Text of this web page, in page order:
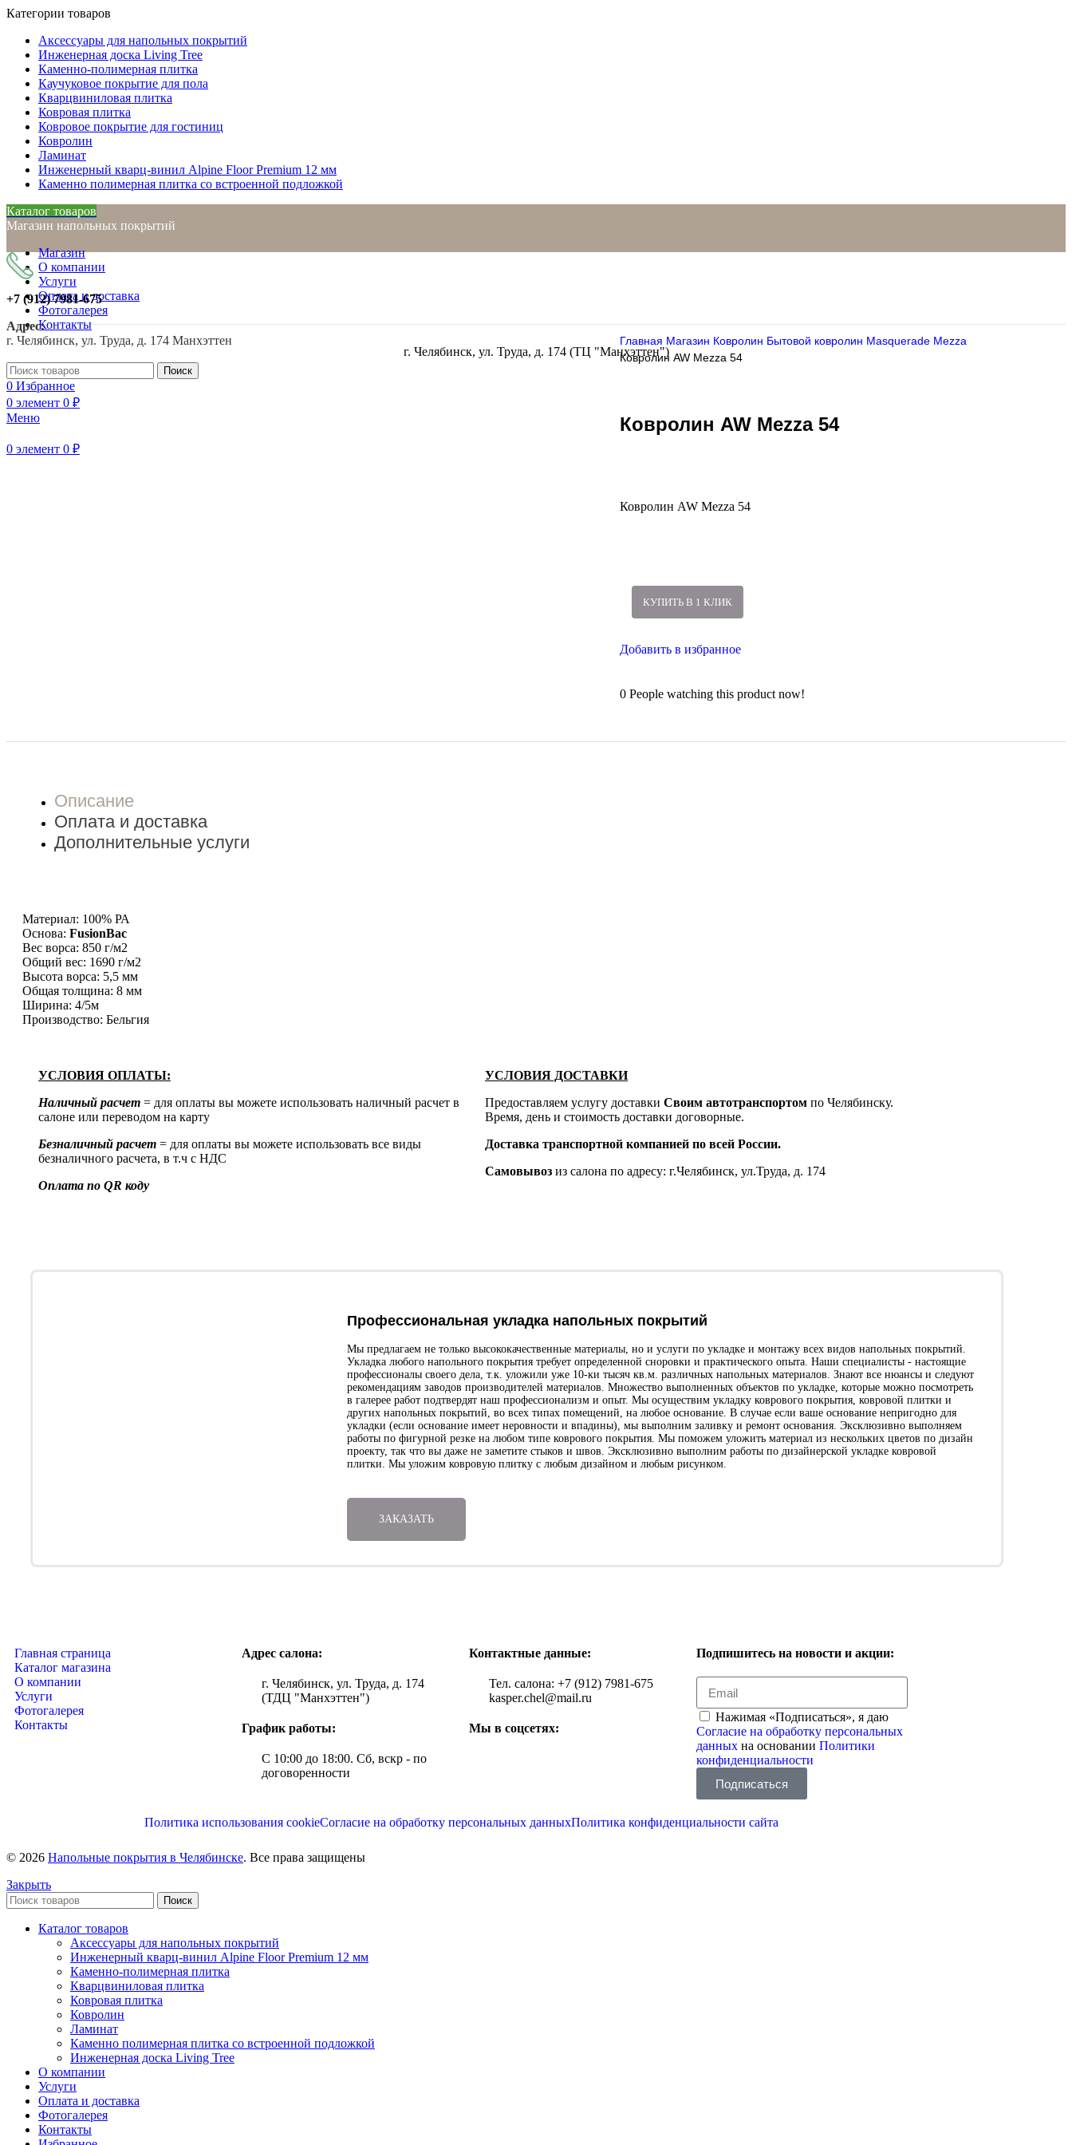
Категории товаров
Аксессуары для напольных покрытий
Инженерная доска Living Tree
Каменно-полимерная плитка
Каучуковое покрытие для пола
Кварцвиниловая плитка
Ковровая плитка
Ковровое покрытие для гостиниц
Ковролин
Ламинат
Инженерный кварц-винил Alpine Floor Premium 12 мм
Каменно полимерная плитка со встроенной подложкой
Каталог товаров
Магазин напольных покрытий
Магазин
О компании
Услуги
Оплата и доставка
Фотогалерея
Контакты
г. Челябинск, ул. Труда, д. 174 (ТЦ "Манхэттен")
+7 (912)7981-675
Адрес:
г. Челябинск, ул. Труда, д. 174 Манхэттен
Поиск
0 Избранное
0 элемент 0 ₽
Меню
0 элемент 0 ₽
Нажмите, чтобы увеличить
Главная Магазин Ковролин Бытовой ковролин Masquerade Mezza
Ковролин AW Mezza 54
Ковролин AW Mezza 54
Ковролин AW Mezza 54
КУПИТЬ В 1 КЛИК
Добавить в избранное
0 People watching this product now!
Описание
Оплата и доставка
Дополнительные услуги
Материал: 100% РА
Основа: FusionBac
Вес ворса: 850 г/м2
Общий вес: 1690 г/м2
Высота ворса: 5,5 мм
Общая толщина: 8 мм
Ширина: 4/5м
Производство: Бельгия
УСЛОВИЯ ОПЛАТЫ:
Наличный расчет = для оплаты вы можете использовать наличный расчет в
салоне или переводом на карту
Безналичный расчет = для оплаты вы можете использовать все виды
безналичного расчета, в т.ч с НДС
Оплата по QR коду
УСЛОВИЯ ДОСТАВКИ
Предоставляем услугу доставки Своим автотранспортом по Челябинску.
Время, день и стоимость доставки договорные.
Доставка транспортной компанией по всей России.
Самовывоз из салона по адресу: г.Челябинск, ул.Труда, д. 174
Профессиональная укладка напольных покрытий
Мы предлагаем не только высококачественные материалы, но и услуги по укладке и монтажу всех видов напольных покрытий.
Укладка любого напольного покрытия требует определенной сноровки и практического опыта. Наши специалисты - настоящие
профессионалы своего дела, т.к. уложили уже 10-ки тысяч кв.м. различных напольных материалов. Знают все нюансы и следуют
рекомендациям заводов производителей материалов. Множество выполненных объектов по укладке, которые можно посмотреть
в галерее работ подтвердят наш профессионализм и опыт. Мы осуществим укладку коврового покрытия, ковровой плитки и
других напольных покрытий, во всех типах помещений, на любое основание. В случае если ваше основание непригодно для
укладки (если основание имеет неровности и впадины), мы выполним заливку и ремонт основания. Эксклюзивно выполняем
работы по фигурной резке на любом типе коврового покрытия. Мы поможем уложить материал из нескольких цветов по дизайн
проекту, так что вы даже не заметите стыков и швов. Эксклюзивно выполним работы по дизайнерской укладке ковровой
плитки. Мы уложим ковровую плитку с любым дизайном и любым рисунком.
ЗАКАЗАТЬ
Главная страница
Каталог магазина
О компании
Услуги
Фотогалерея
Контакты
Адрес салона:
г. Челябинск, ул. Труда, д. 174
(ТДЦ "Манхэттен")
График работы:
С 10:00 до 18:00. Сб, вскр - по
договоренности
Контактные данные:
Тел. салона: +7 (912) 7981-675
kasper.chel@mail.ru
Мы в соцсетях:
Подпишитесь на новости и акции:
Нажимая «Подписаться», я даю
Согласие на обработку персональных
данных на основании Политики
конфиденциальности
Подписаться
Политика использования cookieСогласие на обработку персональных данныхПолитика конфиденциальности сайта
© 2026 Напольные покрытия в Челябинске. Все права защищены
Закрыть
Поиск
Каталог товаров
Аксессуары для напольных покрытий
Инженерный кварц-винил Alpine Floor Premium 12 мм
Каменно-полимерная плитка
Кварцвиниловая плитка
Ковровая плитка
Ковролин
Ламинат
Каменно полимерная плитка со встроенной подложкой
Инженерная доска Living Tree
О компании
Услуги
Оплата и доставка
Фотогалерея
Контакты